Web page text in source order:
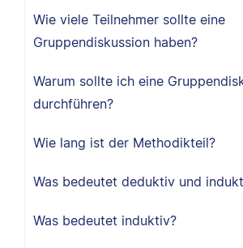
Wie viele Teilnehmer sollte eine
Gruppendiskussion haben?
Warum sollte ich eine
durchführen?
Wie lang ist der Methodikteil?
Was bedeutet deduktiv und
Was bedeutet induktiv?